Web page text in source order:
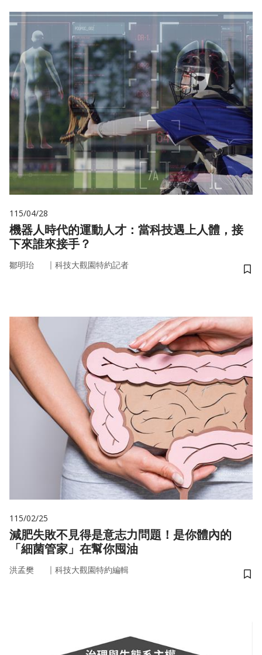
115/04/28
機器人時代的運動人才：當科技遇上人體，接
下來誰來接手？
鄒明珆 ｜ 科技大觀園特約記者
儲
115/02/25
減肥失敗不見得是意志力問題！是你體內的
「細菌管家」在幫你囤油
洪孟樊 ｜ 科技大觀園特約編輯
儲